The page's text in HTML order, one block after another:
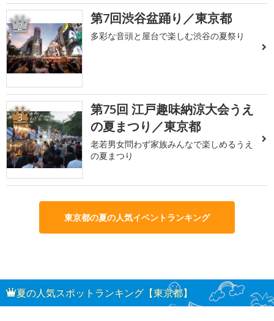
2 第7回渋谷盆踊り／東京都
多彩な音頭と屋台で楽しむ渋谷の夏祭り
3
第75回 江戸趣味納涼大会うえ
の夏まつり／東京都
老若男女問わず家族みんなで楽しめるうえ
の夏まつり
東京都の夏の人気イベントランキング
夏の人気スポットランキング【東京都】